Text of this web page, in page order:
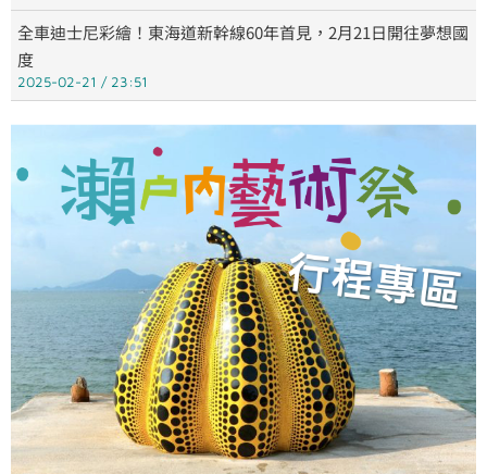
全車迪士尼彩繪！東海道新幹線60年首見，2月21日開往夢想國
度
2025-02-21 23:51